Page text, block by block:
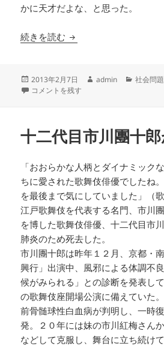
かに天才だよな、と思った。
続きを読む 会田誠の真の危険性
投
稿
2013年2月7日
作
admin
カ
社会問
会田誠の真の危険性 に
コメントを残す
十二代目市川團十郎
「おおらかな人柄とダイナミック
ちに愛された歌舞伎俳優でしたね
を最後まで気にしていました」（
江戸歌舞伎を代表する名門、市川
を博した歌舞伎俳優、十二代目市
肺炎のため死去した。
市川團十郎は昨年１２月、京都・
興行」出演中、風邪による体調不
候がみられる」との診断を発表し
の歌舞伎座開場公演に備えていた
前骨髄球性白血病が判明し、一時
発。２０年には妹の市川紅梅さん
などして克服し、舞台に立ち続けて